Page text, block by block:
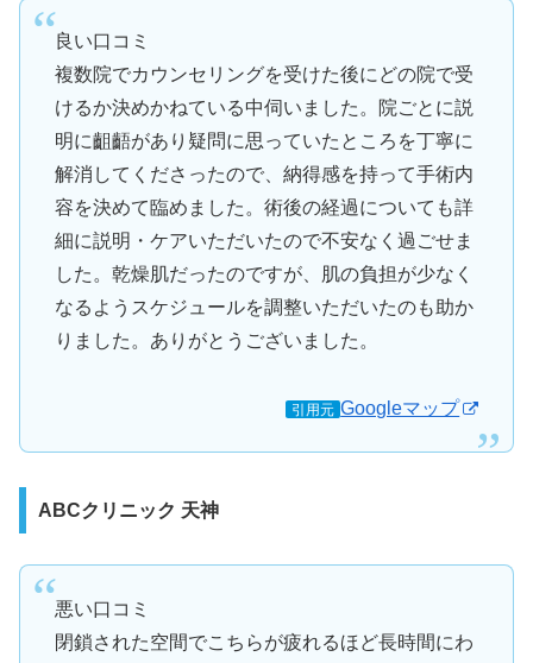
良い口コミ
複数院でカウンセリングを受けた後にどの院で受
けるか決めかねている中伺いました。院ごとに説
明に齟齬があり疑問に思っていたところを丁寧に
解消してくださったので、納得感を持って手術内
容を決めて臨めました。術後の経過についても詳
細に説明・ケアいただいたので不安なく過ごせま
した。乾燥肌だったのですが、肌の負担が少なく
なるようスケジュールを調整いただいたのも助か
りました。ありがとうございました。
引用元 Googleマップ
ABCクリニック 天神
悪い口コミ
閉鎖された空間でこちらが疲れるほど長時間にわ